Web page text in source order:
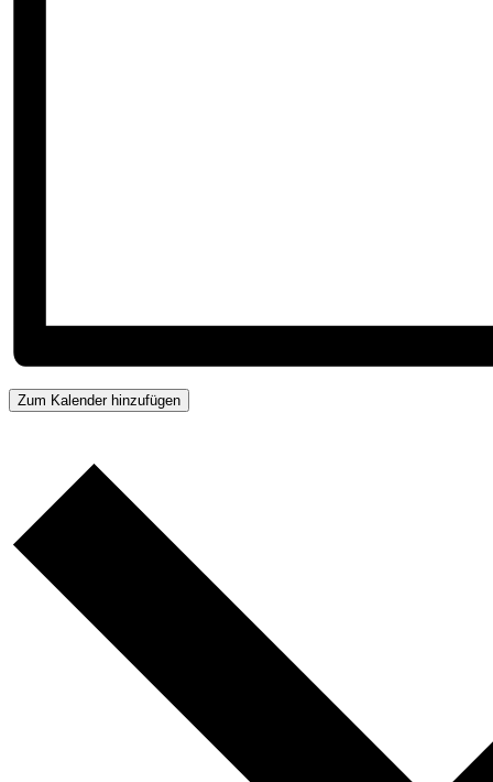
Zum Kalender hinzufügen